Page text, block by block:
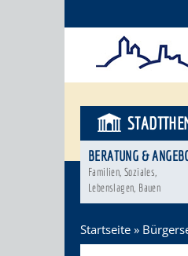
BERATUNG &
Familien, Soziales,
Lebenslagen, Bauen
Startseite »